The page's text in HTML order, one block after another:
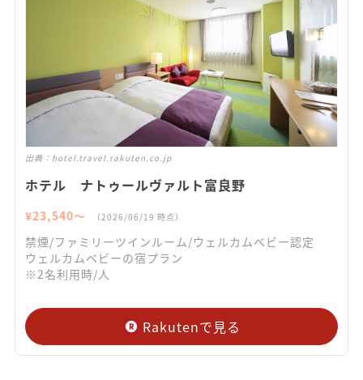
出典： hotel.travel.rakuten.co.jp
ホテル ナトゥールヴァルト富良野
¥23,540〜 （2026/06/19 時点）
禁煙/ファミリーツインルーム/ウェルカムベビー認定
ウェルカムベビーの宿プラン
※2名利用時/人
Rakutenで見る